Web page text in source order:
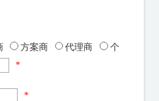
方案商 代理商
个
*
*